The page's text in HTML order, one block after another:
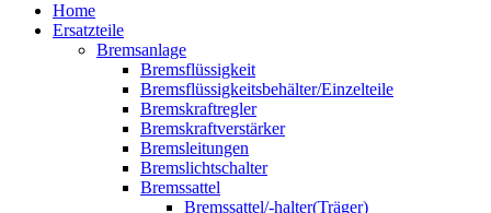
Home
Ersatzteile
Bremsanlage
Bremsflüssigkeit
Bremsflüssigkeitsbehälter/Einzelteile
Bremskraftregler
Bremskraftverstärker
Bremsleitungen
Bremslichtschalter
Bremssattel
Bremssattel/-halter(Träger)